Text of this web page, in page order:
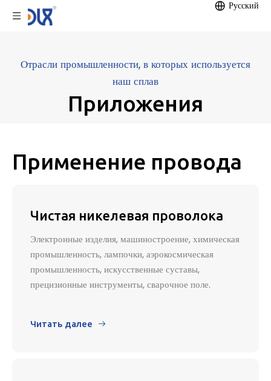
Pусский
Отрасли промышленности, в которых используется
наш сплав
Приложения
Применение провода
Чистая никелевая проволока
Электронные изделия, машиностроение, химическая
промышленность, лампочки, аэрокосмическая
промышленность, искусственные суставы,
прецизионные инструменты, сварочное поле.
Читать далее 